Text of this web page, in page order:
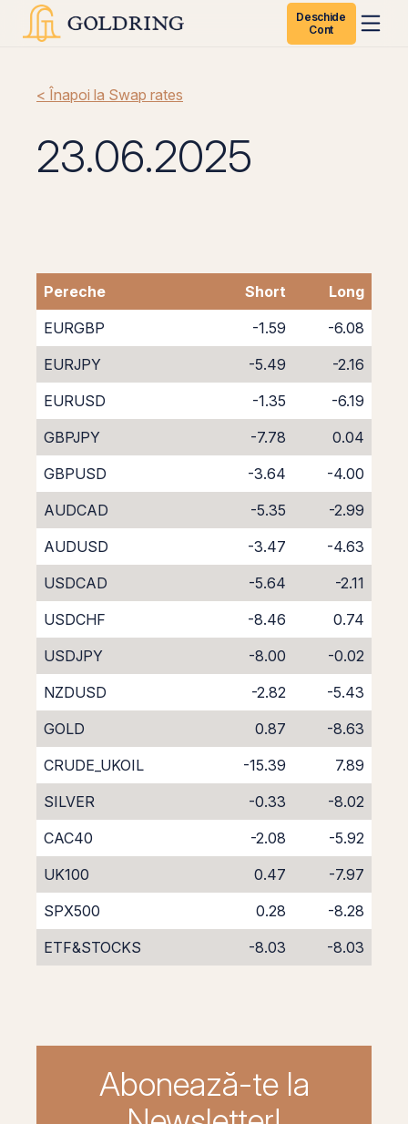
Deschide
Cont
< Înapoi la Swap rates
23.06.2025
Pereche Short
Long
EURGBP
-1.59
-6.08
EURJPY
-5.49
-2.16
EURUSD
-1.35
-6.19
GBPJPY
-7.78
0.04
GBPUSD
-3.64
-4.00
AUDCAD
-5.35
-2.99
AUDUSD
-3.47
-4.63
USDCAD
-5.64
-2.11
USDCHF
-8.46
0.74
USDJPY
-8.00
-0.02
NZDUSD
-2.82
-5.43
GOLD
0.87
-8.63
CRUDE_UKOIL
-15.39
7.89
SILVER
-0.33
-8.02
CAC40
-2.08
-5.92
UK100
0.47
-7.97
SPX500
0.28
-8.28
ETF&STOCKS
-8.03 -8.03
Abonează-te la